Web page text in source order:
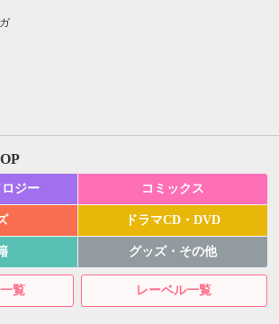
ジー コミックス
ドラマCD・DVD
グッズ・その他
覧 レーベル一覧